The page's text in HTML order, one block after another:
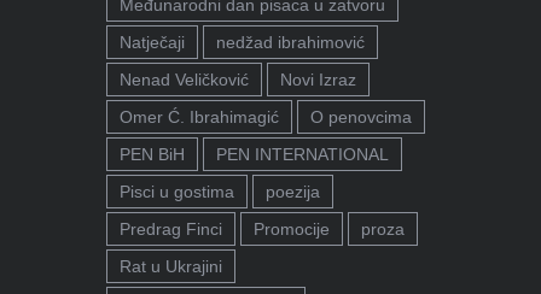
Međunarodni dan pisaca u zatvoru
Natječaji
nedžad ibrahimović
Nenad Veličković
Novi Izraz
Omer Ć. Ibrahimagić
O penovcima
PEN BiH
PEN INTERNATIONAL
Pisci u gostima
poezija
Predrag Finci
Promocije
proza
Rat u Ukrajini